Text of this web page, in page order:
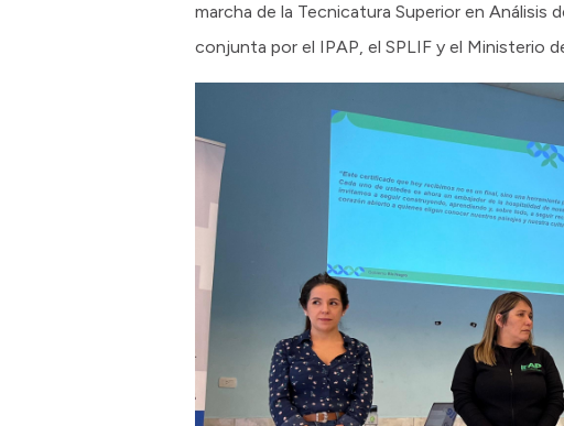
marcha de la Tecnicatura Superior en
conjunta por el IPAP, el SPLIF y el Ministerio